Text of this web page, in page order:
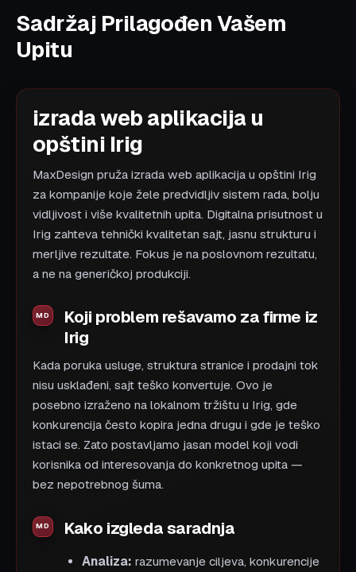
Sadržaj Prilagođen Vašem
Upitu
izrada web aplikacija u
opštini Irig
MaxDesign pruža izrada web aplikacija u opštini Irig
za kompanije koje žele predvidljiv sistem rada, bolju
vidljivost i više kvalitetnih upita. Digitalna prisutnost u
Irig zahteva tehnički kvalitetan sajt, jasnu strukturu i
merljive rezultate. Fokus je na poslovnom rezultatu,
a ne na generičkoj produkciji.
Koji problem rešavamo za firme iz
Irig
Kada poruka usluge, struktura stranice i prodajni tok
nisu usklađeni, sajt teško konvertuje. Ovo je
posebno izraženo na lokalnom tržištu u Irig, gde
konkurencija često kopira jedna drugu i gde je teško
istaci se. Zato postavljamo jasan model koji vodi
korisnika od interesovanja do konkretnog upita —
bez nepotrebnog šuma.
Kako izgleda saradnja
Analiza: razumevanje ciljeva, konkurencije